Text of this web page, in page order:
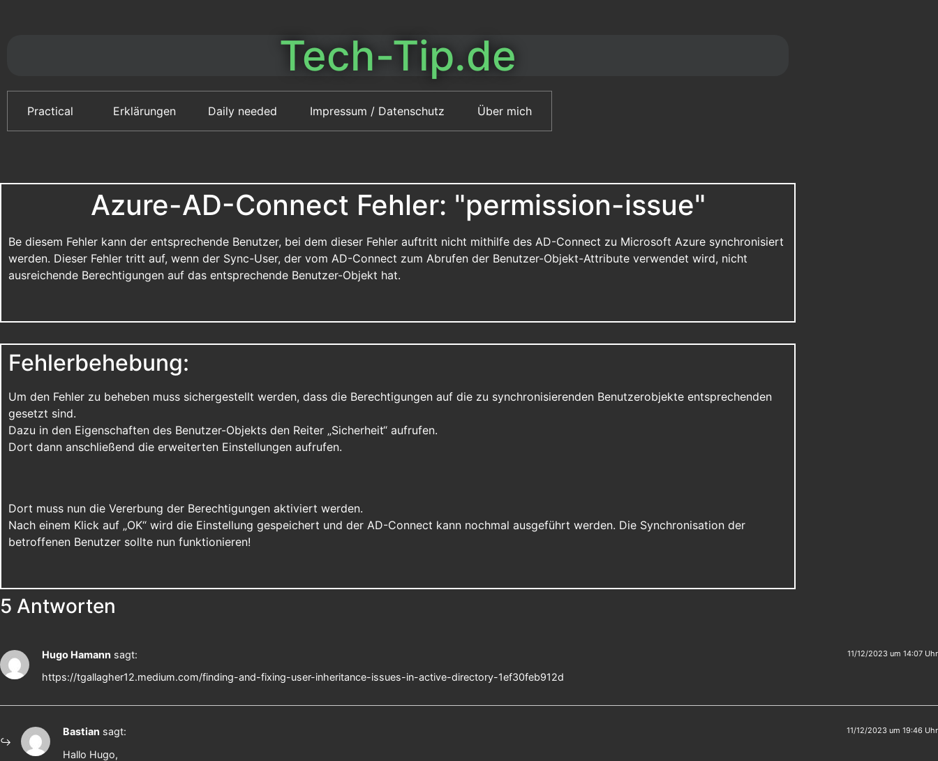
Tech-Tip.de
Practical Erklärungen Daily needed Impressum / Datenschutz Über mich
Azure-AD-Connect Fehler: "permission-issue"
Be diesem Fehler kann der entsprechende Benutzer, bei dem dieser Fehler auftritt nicht mithilfe des AD-Connect zu Microsoft Azure synchronisiert
werden. Dieser Fehler tritt auf, wenn der Sync-User, der vom AD-Connect zum Abrufen der Benutzer-Objekt-Attribute verwendet wird, nicht
ausreichende Berechtigungen auf das entsprechende Benutzer-Objekt hat.
Fehlerbehebung:
Um den Fehler zu beheben muss sichergestellt werden, dass die Berechtigungen auf die zu synchronisierenden Benutzerobjekte entsprechenden
gesetzt sind.
Dazu in den Eigenschaften des Benutzer-Objekts den Reiter „Sicherheit“ aufrufen.
Dort dann anschließend die erweiterten Einstellungen aufrufen.
Dort muss nun die Vererbung der Berechtigungen aktiviert werden.
Nach einem Klick auf „OK“ wird die Einstellung gespeichert und der AD-Connect kann nochmal ausgeführt werden. Die Synchronisation der
betroffenen Benutzer sollte nun funktionieren!
5 Antworten
Hugo Hamann sagt: 11/12/2023 um 14:07 Uhr
https://tgallagher12.medium.com/finding-and-fixing-user-inheritance-issues-in-active-directory-1ef30feb912d
Bastian sagt: 11/12/2023 um 19:46 Uhr
Hallo Hugo,